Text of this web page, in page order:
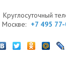
Круглосуточный
Москве: +7 495